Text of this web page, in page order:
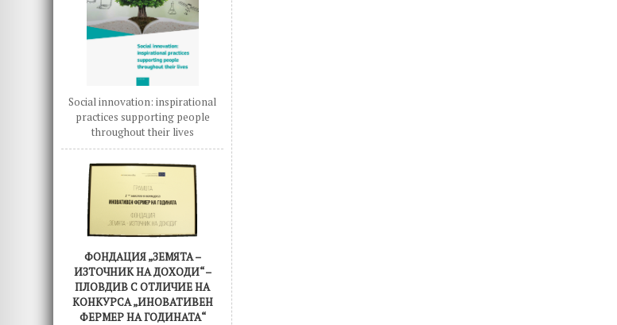
Social innovation: inspirational
practices supporting people
throughout their lives
ФОНДАЦИЯ „ЗЕМЯТА –
ИЗТОЧНИК НА ДОХОДИ“ –
ПЛОВДИВ С ОТЛИЧИЕ НА
КОНКУРСА „ИНОВАТИВЕН
ФЕРМЕР НА ГОДИНАТА“